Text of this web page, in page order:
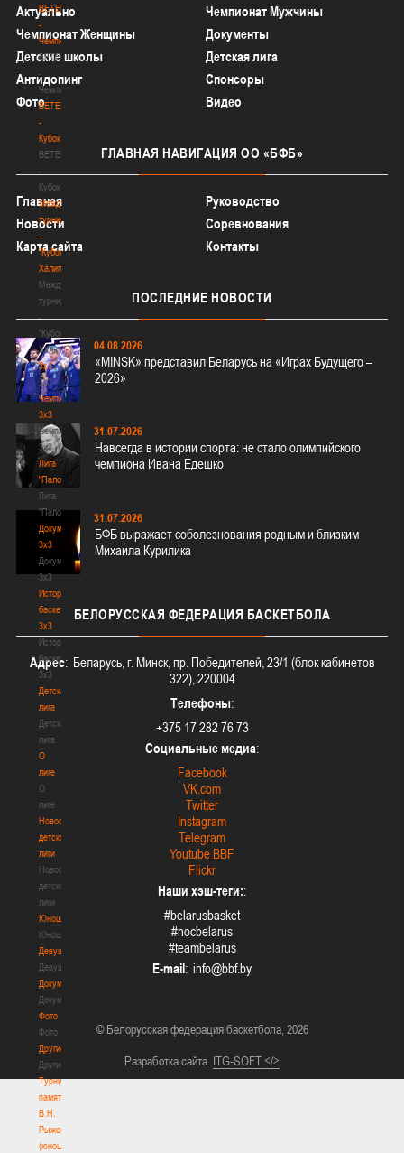
BETERA
-
Чемпионат
BETERA
-
Чемпионат
BETERA
-
Кубок
BETERA
-
Кубок
Международный
турнир
-
"Кубок
Халипского"
Международный
турнир
-
"Кубок
Халипского"
3x3
3x3
Чемпионат
3х3
Чемпионат
3х3
Лига
"Палова"
Лига
"Палова"
Документы
3х3
Документы
3х3
История
баскетбола
3х3
История
баскетбола
3х3
Детская
лига
Детская
лига
О
лиге
О
лиге
Новости
детской
лиги
Новости
детской
лиги
Юноши
Юноши
Девушки
Девушки
Документы
Документы
Фото
Фото
Другие
Другие
Турнир
памяти
В.Н.
Рыженкова
(юноши)
Актуально
Чемпионат Мужчины
Чемпионат Женщины
Документы
Детские школы
Детская лига
Антидопинг
Спонсоры
Фото
Видео
ГЛАВНАЯ НАВИГАЦИЯ ОО «БФБ»
Главная
Руководство
Новости
Соревнования
Карта сайта
Контакты
ПОСЛЕДНИЕ НОВОСТИ
04.08.2026
«MINSK» представил Беларусь на «Играх Будущего –
2026»
31.07.2026
Навсегда в истории спорта: не стало олимпийского
чемпиона Ивана Едешко
31.07.2026
БФБ выражает соболезнования родным и близким
Михаила Курилика
БЕЛОРУССКАЯ ФЕДЕРАЦИЯ БАСКЕТБОЛА
Адрес: Беларусь, г. Минск, пр. Победителей, 23/1 (блок кабинетов
322), 220004
Телефоны:
+375 17 282 76 73
Социальные медиа:
Facebook
VK.com
Twitter
Instagram
Telegram
Youtube BBF
Flickr
Наши хэш-теги::
#belarusbasket
#nocbelarus
#teambelarus
E-mail:
© Белорусская федерация баскетбола, 2026
Разработка сайта ITG-SOFT </>